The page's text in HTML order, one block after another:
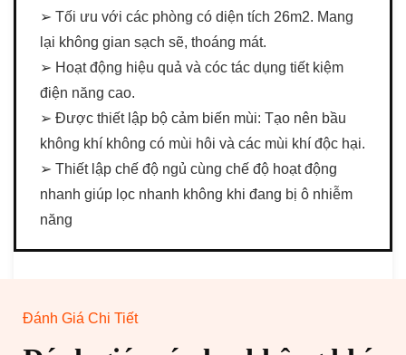
➢ Tối ưu với các phòng có diện tích 26m2. Mang
lại không gian sạch sẽ, thoáng mát.
➢ Hoạt động hiệu quả và cóc tác dụng tiết kiệm
điện năng cao.
➢ Được thiết lập bộ cảm biến mùi: Tạo nên bầu
không khí không có mùi hôi và các mùi khí độc hại.
➢ Thiết lập chế độ ngủ cùng chế độ hoạt động
nhanh giúp lọc nhanh không khi đang bị ô nhiễm
năng
Đánh Giá Chi Tiết